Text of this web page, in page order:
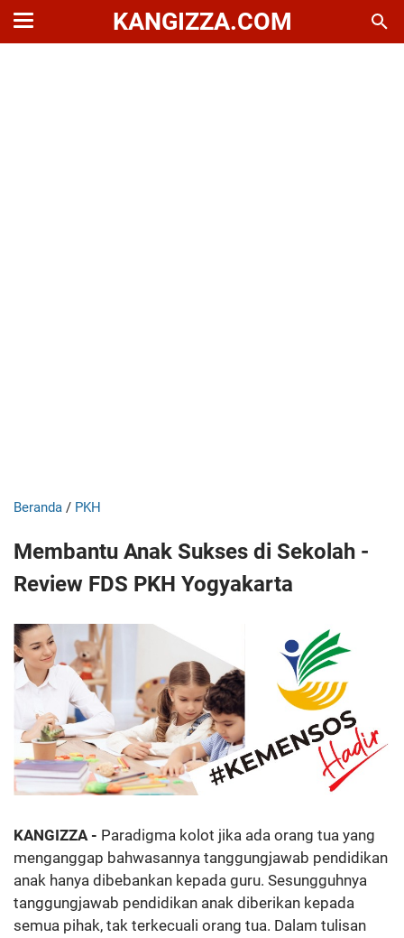
KANGIZZA.COM
Beranda / PKH
Membantu Anak Sukses di Sekolah -
Review FDS PKH Yogyakarta
KANGIZZA - Paradigma kolot jika ada orang tua yang
menganggap bahwasannya tanggungjawab pendidikan
anak hanya dibebankan kepada guru. Sesungguhnya
tanggungjawab pendidikan anak diberikan kepada
semua pihak, tak terkecuali orang tua. Dalam tulisan